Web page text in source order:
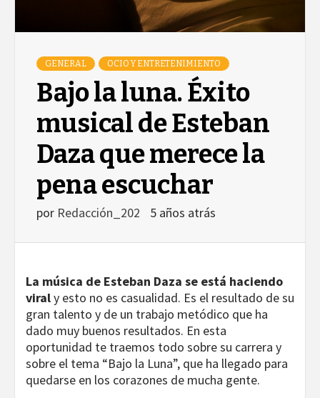
GENERAL OCIO Y ENTRETENIMIENTO
Bajo la luna. Éxito
musical de Esteban
Daza que merece la
pena escuchar
por Redacción_202 5 años atrás
La música de Esteban Daza se está haciendo
viraly esto no es casualidad. Es el resultado de su
gran talento y de un trabajo metódico que ha
dado muy buenos resultados. En esta
oportunidad te traemos todo sobre su carrera y
sobre el tema “Bajo la Luna”, que ha llegado para
quedarse en los corazones de mucha gente.